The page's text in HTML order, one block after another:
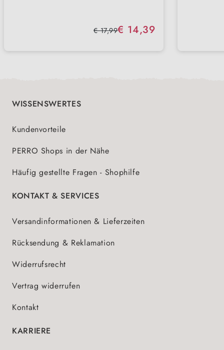
Verkaufspreis:
€ 14,39
Regulärer Preis:
€ 17,99
WISSENSWERTES
Kundenvorteile
PERRO Shops in der Nähe
Häufig gestellte Fragen - Shophilfe
KONTAKT & SERVICES
Versandinformationen & Lieferzeiten
Rücksendung & Reklamation
Widerrufsrecht
Vertrag widerrufen
Kontakt
KARRIERE